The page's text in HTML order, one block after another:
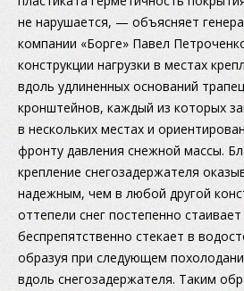
не нарушается, — объясняет
компании «Борге» Павел
конструкции нагрузки в местах
вдоль удлиненных оснований
кронштейнов, каждый из которых
в нескольких местах и
фронту давления снежной массы.
крепление снегозадержателя
надежным, чем в любой другой
оттепели снег постепенно
беспрепятственно стекает в
образуя при следующем
вдоль снегозадержателя. Таким